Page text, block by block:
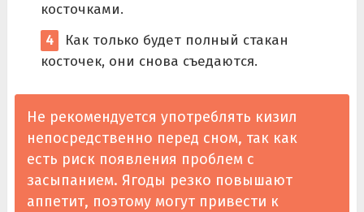
косточками.
Как только будет полный стакан
косточек, они снова съедаются.
Не рекомендуется употреблять кизил
непосредственно перед сном, так как
есть риск появления проблем с
засыпанием. Ягоды резко повышают
аппетит, поэтому могут привести к